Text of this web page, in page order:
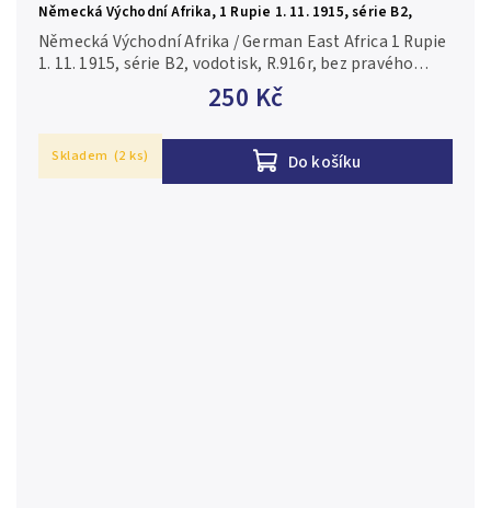
Německá Východní Afrika, 1 Rupie 1. 11. 1915, série B2,
vodotisk, R.916r
250 Kč
Do košíku
Německá Východní Afrika / German East Africa 1 Rupie
1. 11. 1915, série B2, vodotisk, R.916r, bez pravého
spodního růžku, v případě konkrétního čísla je foto
Skladem (2 ks)